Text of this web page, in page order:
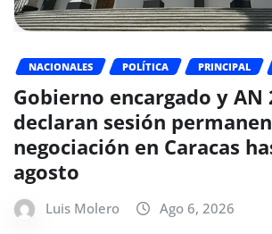
NACIONALES POLÍTICA PRINCIPAL
Gobierno encargado y AN
declaran sesión
negociación en Caracas
agosto
Luis Molero Ago 6, 2026